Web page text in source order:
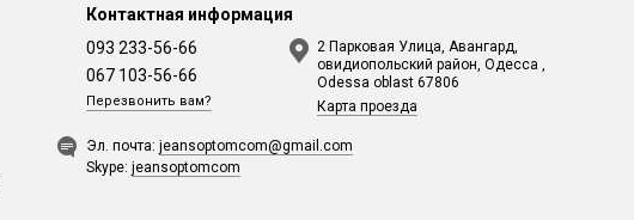
Контактная информация
093 233-56-66
067 103-56-66
Перезвонить вам?
2 Парковая Улица, Авангард,
овидиопольский район, Одесса ,
Odessa oblast 67806
Карта проезда
Эл. почта:jeansoptomcom@gmail.com
Skype:jeansoptomcom